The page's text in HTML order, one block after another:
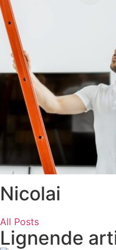
Nicolai
All Posts
Lignende